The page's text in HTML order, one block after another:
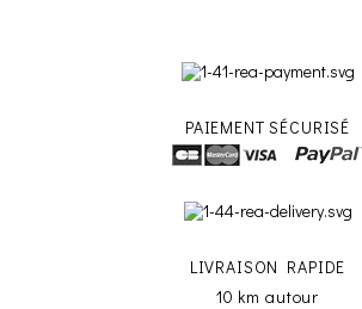
PAIEMENT SÉCURISÉ
LIVRAISON RAPIDE
10 km autour